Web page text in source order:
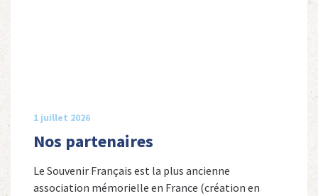
1 juillet 2026
Nos partenaires
Le Souvenir Français est la plus ancienne
association mémorielle en France (création en